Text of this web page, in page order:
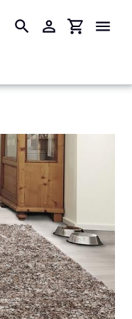
SuchenEinloggen